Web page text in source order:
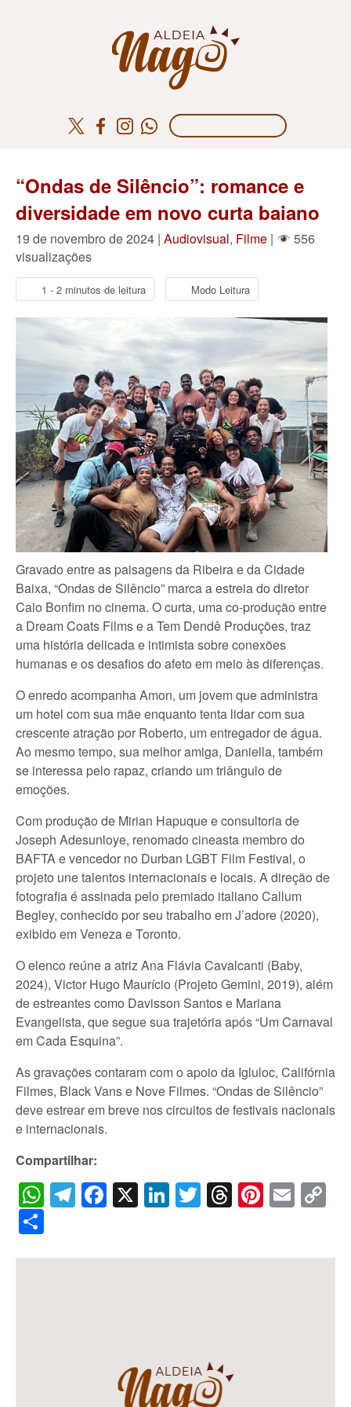
“Ondas de Silêncio”: romance e
diversidade em novo curta baiano
19 de novembro de 2024 | Audiovisual, Filme |
556
visualizações
1 - 2 minutos de leitura Modo Leitura
Gravado entre as paisagens da Ribeira e da Cidade
Baixa, “Ondas de Silêncio” marca a estreia do diretor
Caio Bonfim no cinema. O curta, uma co-produção entre
a Dream Coats Films e a Tem Dendê Produções, traz
uma história delicada e intimista sobre conexões
humanas e os desafios do afeto em meio às diferenças.
O enredo acompanha Amon, um jovem que administra
um hotel com sua mãe enquanto tenta lidar com sua
crescente atração por Roberto, um entregador de água.
Ao mesmo tempo, sua melhor amiga, Daniella, também
se interessa pelo rapaz, criando um triângulo de
emoções.
Com produção de Mirian Hapuque e consultoria de
Joseph Adesunloye, renomado cineasta membro do
BAFTA e vencedor no Durban LGBT Film Festival, o
projeto une talentos internacionais e locais. A direção de
fotografia é assinada pelo premiado italiano Callum
Begley, conhecido por seu trabalho em J’adore (2020),
exibido em Veneza e Toronto.
O elenco reúne a atriz Ana Flávia Cavalcanti (Baby,
2024), Victor Hugo Maurício (Projeto Gemini, 2019), além
de estreantes como Davisson Santos e Mariana
Evangelista, que segue sua trajetória após “Um Carnaval
em Cada Esquina”.
As gravações contaram com o apoio da Igluloc, Califórnia
Filmes, Black Vans e Nove Filmes. “Ondas de Silêncio”
deve estrear em breve nos circuitos de festivais nacionais
e internacionais.
Compartilhar:
WhatsApp
Telegram
Facebook
X LinkedIn
Twitter
Threads